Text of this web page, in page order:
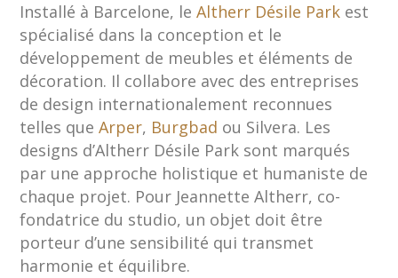
Installé à Barcelone, leAltherr Désile Park est
spécialisé dans la conception et le
développement de meubles et éléments de
décoration. Il collabore avec des entreprises
de design internationalement reconnues
telles queArper, Burgbad ou Silvera. Les
designs d’Altherr Désile Park sont marqués
par une approche holistique et humaniste de
chaque projet. Pour Jeannette Altherr, co-
fondatrice du studio, un objet doit être
porteur d’une sensibilité qui transmet
harmonie et équilibre.